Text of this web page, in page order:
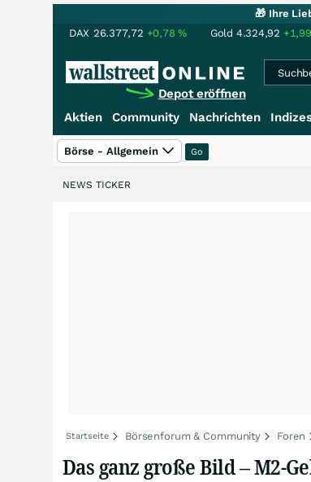
🎁 Ihre
DAX 26.377,72 +0,78% Gold 4.324,92
Depot eröffnen
Aktien Community Nachrichten
Börse - Allgemein
NEWS TICKER
Startseite Börsenforum & Community Foren
Das ganz große Bild – M2-